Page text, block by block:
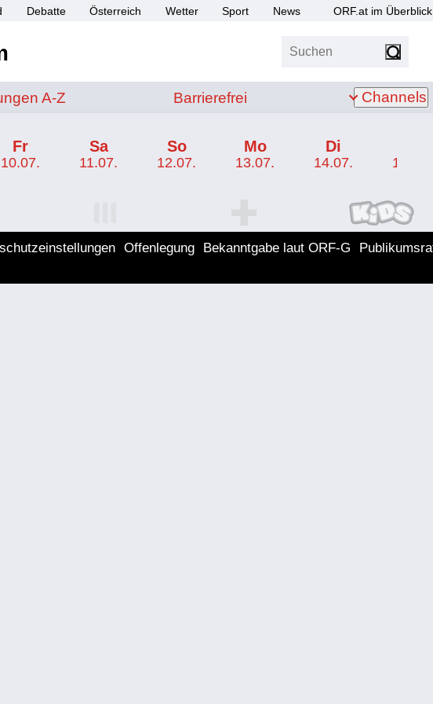
Debatte Österreich Wetter Sport News ORF.at im Überblick
Suchen
von A bis Z
A-Z Barrierefrei
Barrierefrei Channels
Fr
10.07.
Sa
11.07.
So
12.07.
Mo
13.07.
Di
14.07. 15.07.
ORF KIDS Programm
Offenlegung Bekanntgabe laut ORF-G